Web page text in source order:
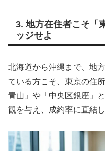
3. 地方在住者こそ「
ッジせよ
北海道から沖縄まで、地
ている方こそ、東京の住
青山」や「中央区銀座」
観を与え、成約率に直結し